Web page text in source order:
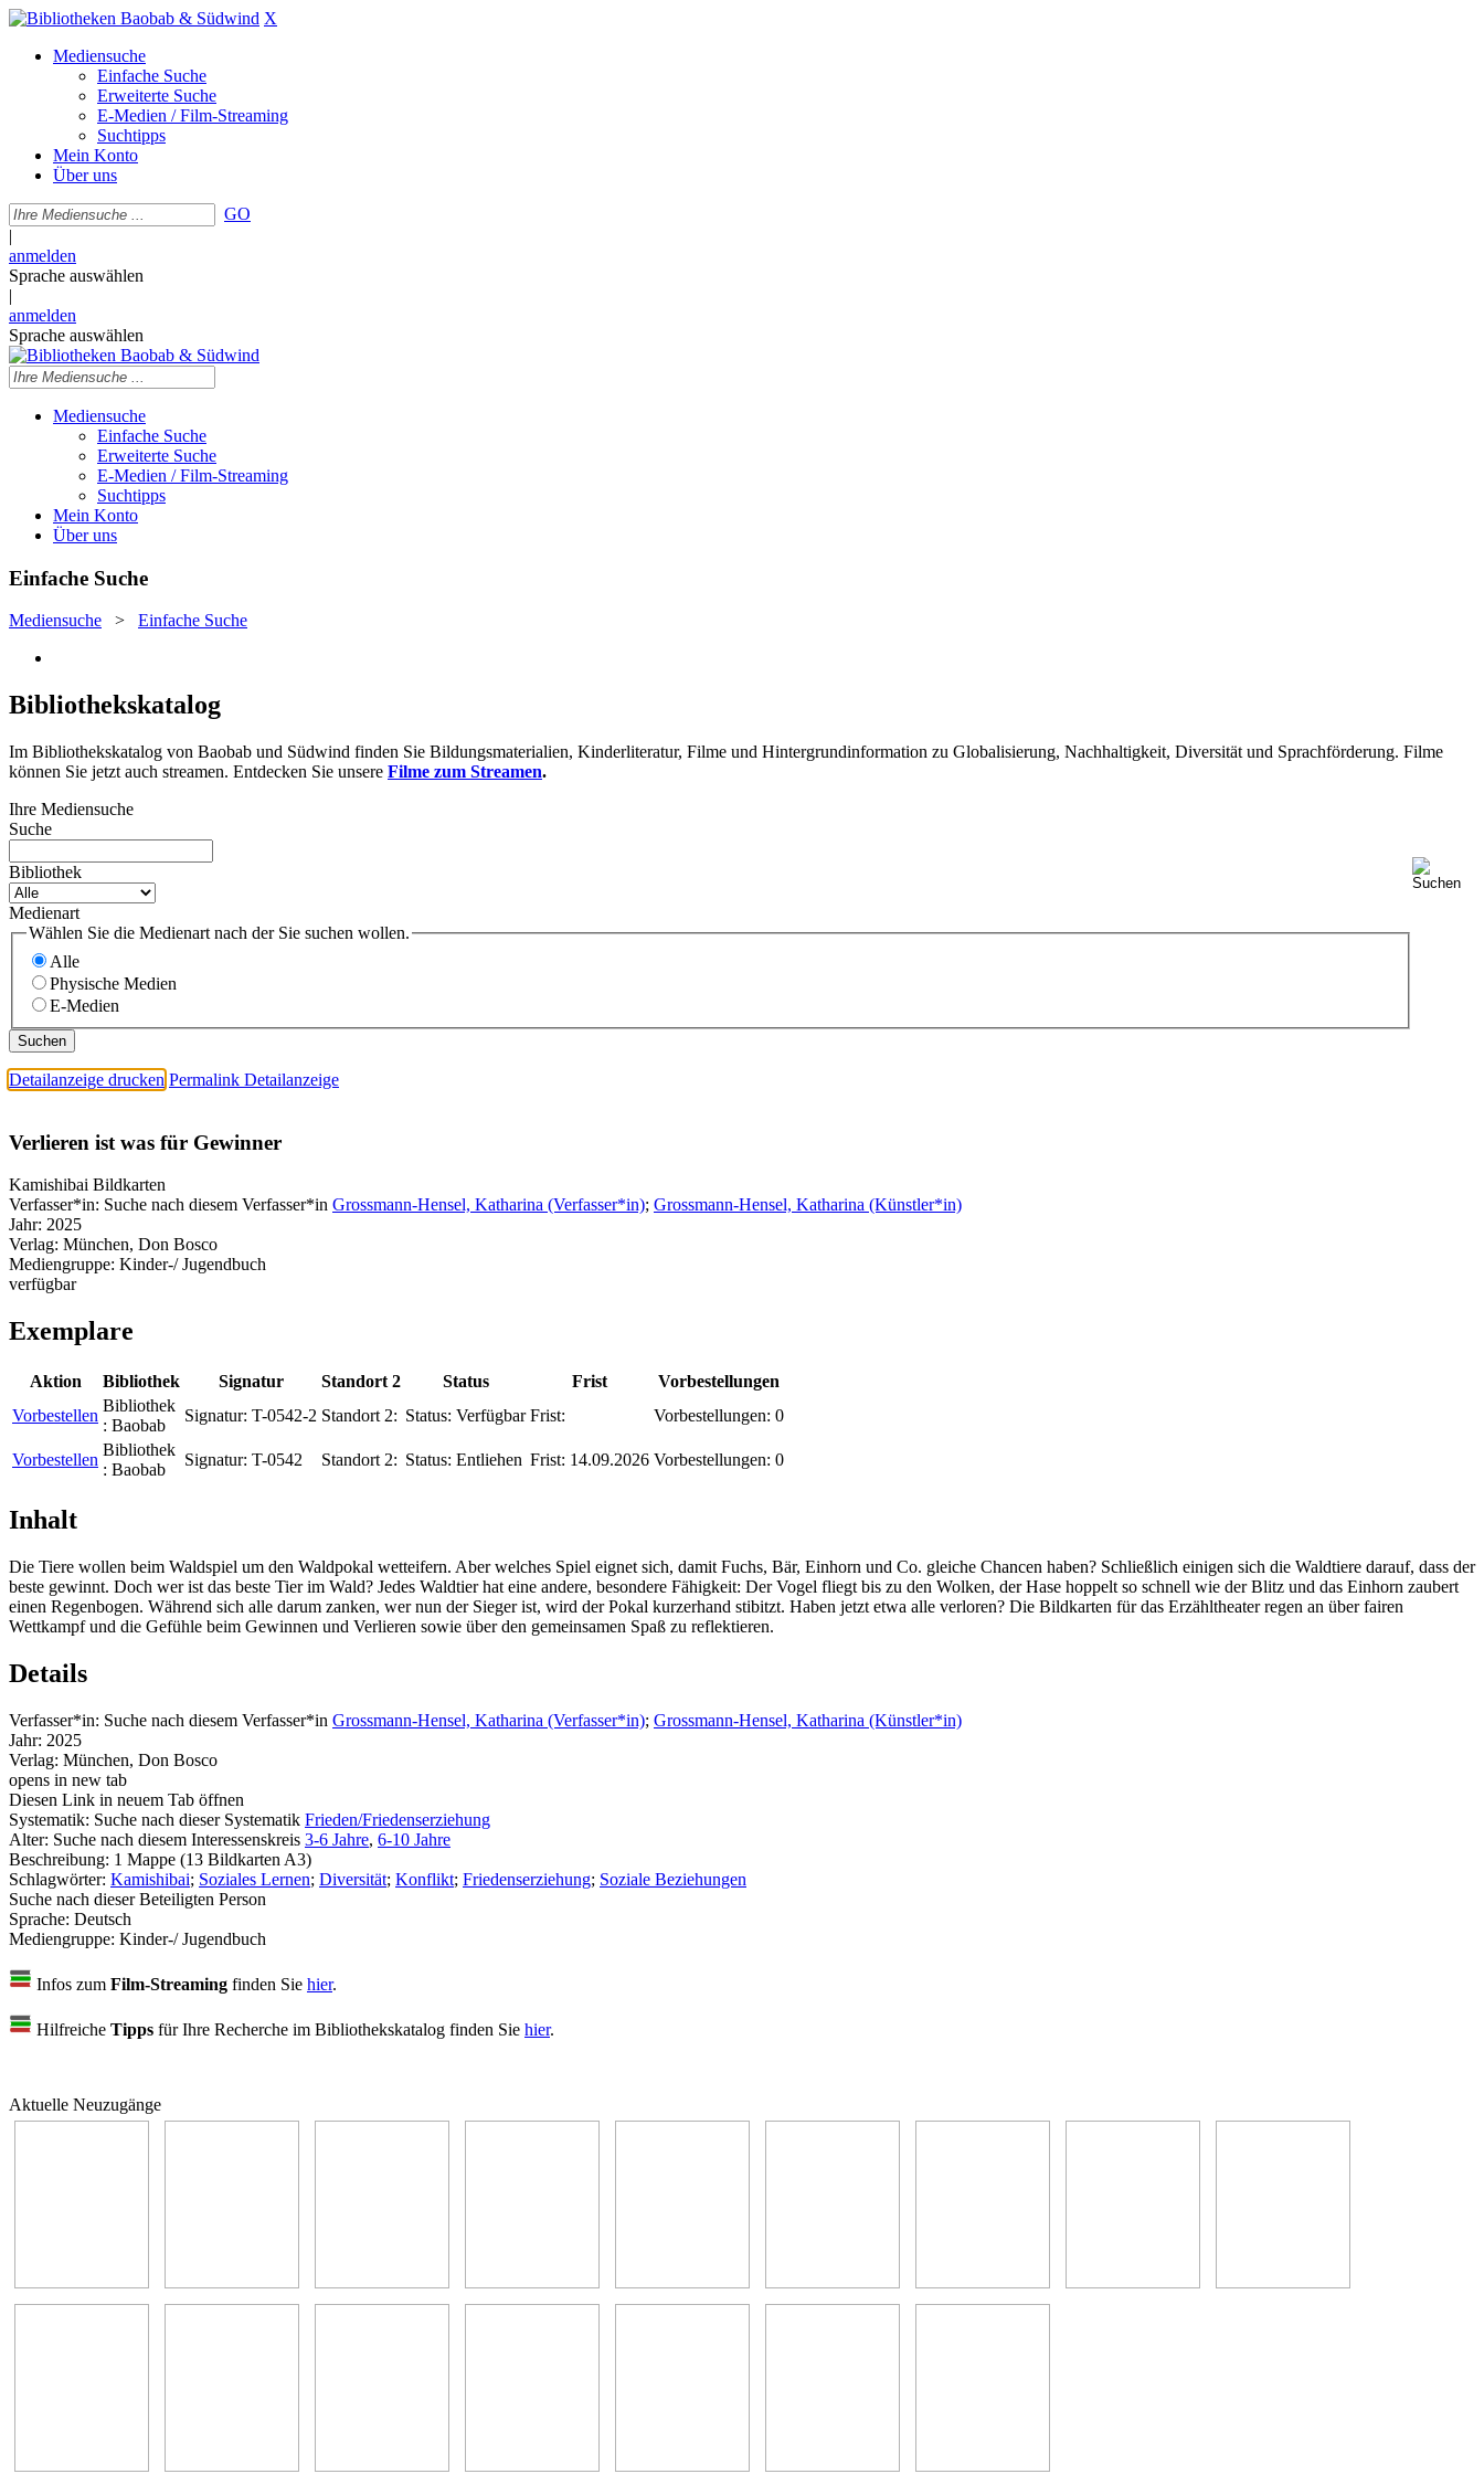
X
Mediensuche
Einfache Suche
Erweiterte Suche
E-Medien / Film-Streaming
Suchtipps
Mein Konto
Über uns
GO
|
anmelden
Sprache auswählen
|
anmelden
Sprache auswählen
Mediensuche
Einfache Suche
Erweiterte Suche
E-Medien / Film-Streaming
Suchtipps
Mein Konto
Über uns
Einfache Suche
Mediensuche > Einfache Suche
Bibliothekskatalog
Im Bibliothekskatalog von Baobab und Südwind finden Sie Bildungsmaterialien, Kinderliteratur, Filme und Hintergrundinformation zu Globalisierung, Nachhaltigkeit, Diversität und Sprachförderung. Filme
können Sie jetzt auch streamen. Entdecken Sie unsere Filme zum Streamen.
Ihre Mediensuche
Suche
Bibliothek
Medienart
Wählen Sie die Medienart nach der Sie suchen wollen.
Alle
Physische Medien
E-Medien
Detailanzeige drucken Permalink Detailanzeige
Verlieren ist was für Gewinner
Kamishibai Bildkarten
Verfasser*in: Suche nach diesem Verfasser*in Grossmann-Hensel, Katharina (Verfasser*in); Grossmann-Hensel, Katharina (Künstler*in)
Jahr: 2025
Verlag: München, Don Bosco
Mediengruppe: Kinder-/ Jugendbuch
verfügbar
Exemplare
Aktion Bibliothek Signatur Standort 2 Status Frist
Vorbestellungen
Vorbestellen
Bibliothek
: Baobab
Signatur: T-0542-2 Standort 2: Status: Verfügbar Frist: Vorbestellungen: 0
Vorbestellen
Bibliothek
: Baobab
Signatur: T-0542 Standort 2: Status: Entliehen Frist: 14.09.2026 Vorbestellungen: 0
Inhalt
Die Tiere wollen beim Waldspiel um den Waldpokal wetteifern. Aber welches Spiel eignet sich, damit Fuchs, Bär, Einhorn und Co. gleiche Chancen haben? Schließlich einigen sich die Waldtiere darauf, dass der
beste gewinnt. Doch wer ist das beste Tier im Wald? Jedes Waldtier hat eine andere, besondere Fähigkeit: Der Vogel fliegt bis zu den Wolken, der Hase hoppelt so schnell wie der Blitz und das Einhorn zaubert
einen Regenbogen. Während sich alle darum zanken, wer nun der Sieger ist, wird der Pokal kurzerhand stibitzt. Haben jetzt etwa alle verloren? Die Bildkarten für das Erzähltheater regen an über fairen
Wettkampf und die Gefühle beim Gewinnen und Verlieren sowie über den gemeinsamen Spaß zu reflektieren.
Details
Verfasser*in: Suche nach diesem Verfasser*in Grossmann-Hensel, Katharina (Verfasser*in); Grossmann-Hensel, Katharina (Künstler*in)
Jahr: 2025
Verlag: München, Don Bosco
opens in new tab
Diesen Link in neuem Tab öffnen
Systematik: Suche nach dieser Systematik Frieden/Friedenserziehung
Alter: Suche nach diesem Interessenskreis 3-6 Jahre, 6-10 Jahre
Beschreibung: 1 Mappe (13 Bildkarten A3)
Schlagwörter: Kamishibai; Soziales Lernen; Diversität; Konflikt; Friedenserziehung; Soziale Beziehungen
Suche nach dieser Beteiligten Person
Sprache: Deutsch
Mediengruppe: Kinder-/ Jugendbuch
Infos zum Film-Streaming finden Sie hier.
Hilfreiche Tipps für Ihre Recherche im Bibliothekskatalog finden Sie hier.
Aktuelle Neuzugänge